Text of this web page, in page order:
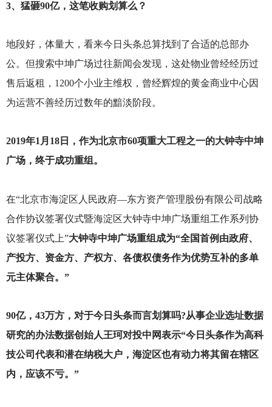
3、猛砸90亿，这笔收购划算么？
地段好，体量大，看来今日头条总算找到了合适的总部办
公。但搜索中坤广场过往新闻会发现，这处物业曾经经历过
售后返租，1200个小业主维权，曾经辉煌的黄金商业中心因
为运营不善经历过数年的黯淡阶段。
2019年1月18日，作为北京市60项重大工程之一的大钟寺中坤
广场，终于成功重组。
在“北京市海淀区人民政府—东方资产管理股份有限公司战略
合作协议签署仪式暨海淀区大钟寺中坤广场重组工作系列协
议签署仪式上”大钟寺中坤广场重组成为“全国首例由政府、
产投方、资金方、产权方、各债权债务作为优势互补的多单
元主体聚合。”
90亿，43万方，对于今日头条而言划算吗?从事企业选址数据
研究的办法数据创始人王珂对投中网表示“今日头条作为高科
技公司代表和潜在纳税大户，海淀区也有动力将其留在辖区
内，应该不亏。”